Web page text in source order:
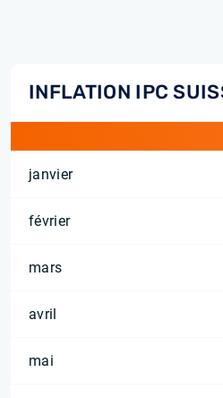
INFLATION IPC
janvier
février
mars
avril
mai